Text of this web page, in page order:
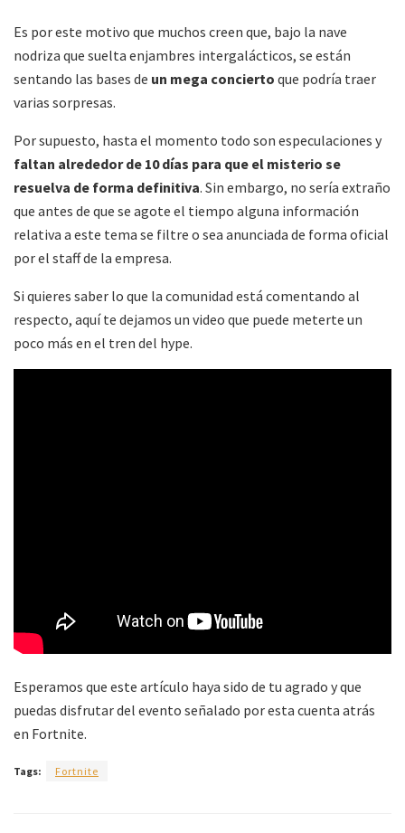
Es por este motivo que muchos creen que, bajo la nave
nodriza que suelta enjambres intergalácticos, se están
sentando las bases de un mega concierto que podría traer
varias sorpresas.
Por supuesto, hasta el momento todo son especulaciones y
faltan alrededor de 10 días para que el misterio se
resuelva de forma definitiva. Sin embargo, no sería extraño
que antes de que se agote el tiempo alguna información
relativa a este tema se filtre o sea anunciada de forma oficial
por el staff de la empresa.
Si quieres saber lo que la comunidad está comentando al
respecto, aquí te dejamos un video que puede meterte un
poco más en el tren del hype.
Esperamos que este artículo haya sido de tu agrado y que
puedas disfrutar del evento señalado por esta cuenta atrás
en Fortnite.
Tags: Fortnite